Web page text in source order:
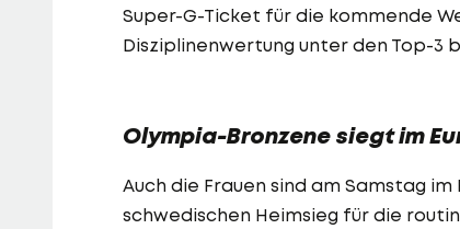
Super-G-Ticket für die kommende
Disziplinenwertung unter den Top-3
Olympia-Bronzene siegt im
Auch die Frauen sind am Samstag
schwedischen Heimsieg für die